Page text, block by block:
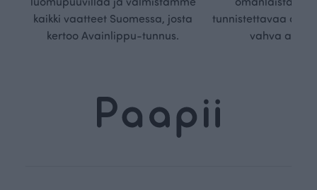
kaikki vaatteet Suomessa, josta
kertoo Avainlippu-tunnus.
tunnistettavaa
vahva